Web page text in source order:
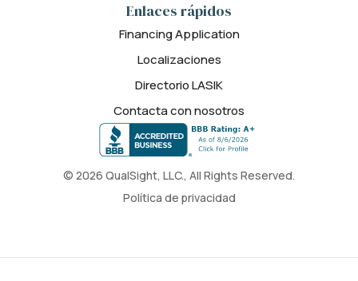
© 2026 QualSight, LLC., All Rights Reserved.
Política de privacidad
Enlaces rápidos
Financing Application
Localizaciones
Directorio LASIK
Contacta con nosotros